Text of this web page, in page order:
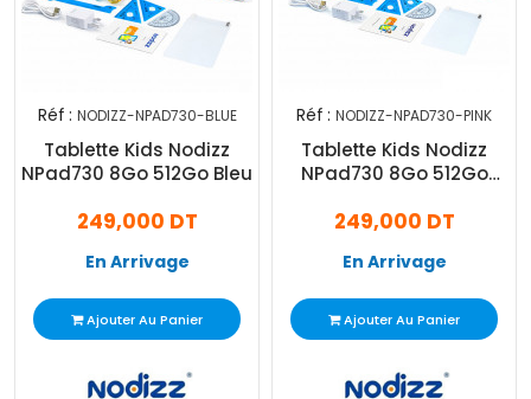
Réf : NODIZZ-NPAD730-BLUE
Tablette Kids Nodizz
NPad730 8Go 512Go Bleu
249,000 DT
En Arrivage
Ajouter Au Panier
Réf : NODIZZ-NPAD730-PINK
Tablette Kids Nodizz
NPad730 8Go 512Go
249,000 DT
En Arrivage
Ajouter Au Panier